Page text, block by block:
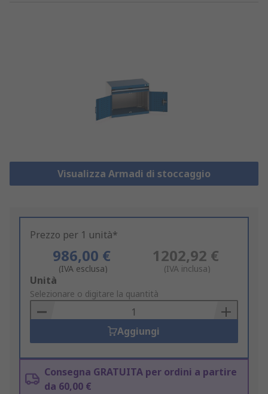
Visualizza Armadi di stoccaggio
Prezzo per 1 unità*
986,00 €
(IVA esclusa)
1202,92 €
(IVA inclusa)
Add
to
Basket
Unità
Selezionare o digitare la quantità
Aggiungi
Consegna GRATUITA per ordini a partire
da 60,00 €